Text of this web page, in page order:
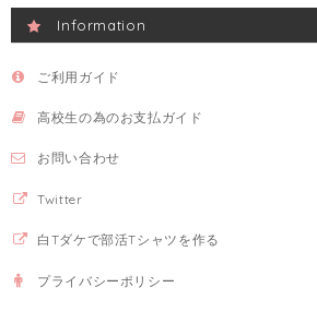
Information
ご利用ガイド
高校生の為のお支払ガイド
お問い合わせ
Twitter
白Tダケで部活Tシャツを作る
プライバシーポリシー